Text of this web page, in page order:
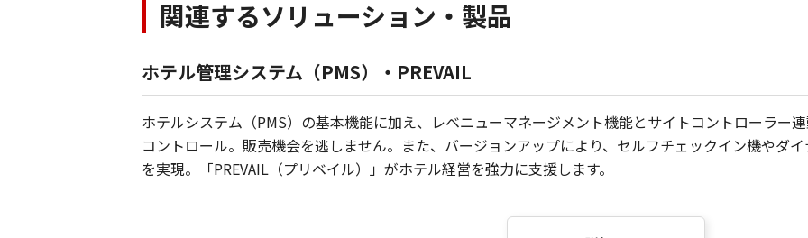
関連するソリューション・製品
ホテル管理システム（PMS）・PREVAIL
ホテルシステム（PMS）の基本機能に加え、レベニューマネージメント機能とサイトコントローラー
コントロール。販売機会を逃しません。また、バージョンアップにより、セルフチェックイン機やダ
を実現。「PREVAIL（プリベイル）」がホテル経営を強力に支援します。